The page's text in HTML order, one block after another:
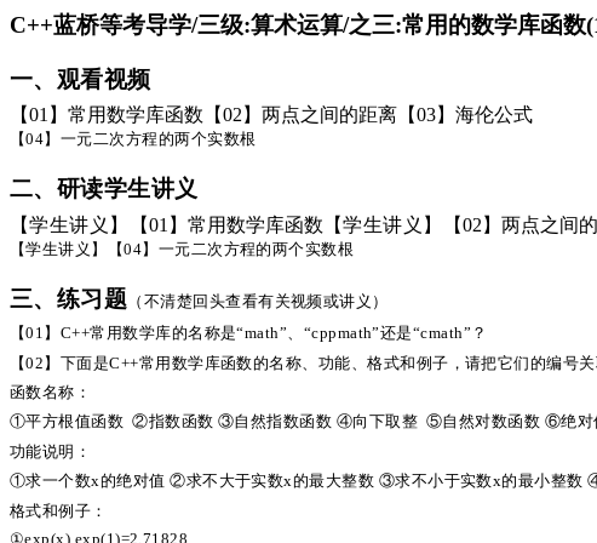
C++蓝桥等考导学/三级:算术运算/之三:常用的数学库函数
一、观看视频
【01】常用数学库函数【02】两点之间的距离【03】海伦公式
【04】一元二次方程的两个实数根
二、研读学生讲义
【学生讲义】 【01】常用数学库函数 【学生讲义】 【02】两点之间
【学生讲义】【04】一元二次方程的两个实数根
三、练习题 （不清楚回头查看有关视频或讲义）
【01】C++常用数学库的名称是“math”、“cppmath”还是“cmath”？
【02】下面是C++常用数学库函数的名称、功能、格式和例子，请把它们的编号关
函数名称：
①平方根值函数 ②指数函数 ③自然指数函数 ④向下取整 ⑤自然对数函数 ⑥绝对
功能说明：
①求一个数x的绝对值 ②求不大于实数x的最大整数 ③求不小于实数x的最小整
格式和例子：
①exp(x) exp(1)=2.71828